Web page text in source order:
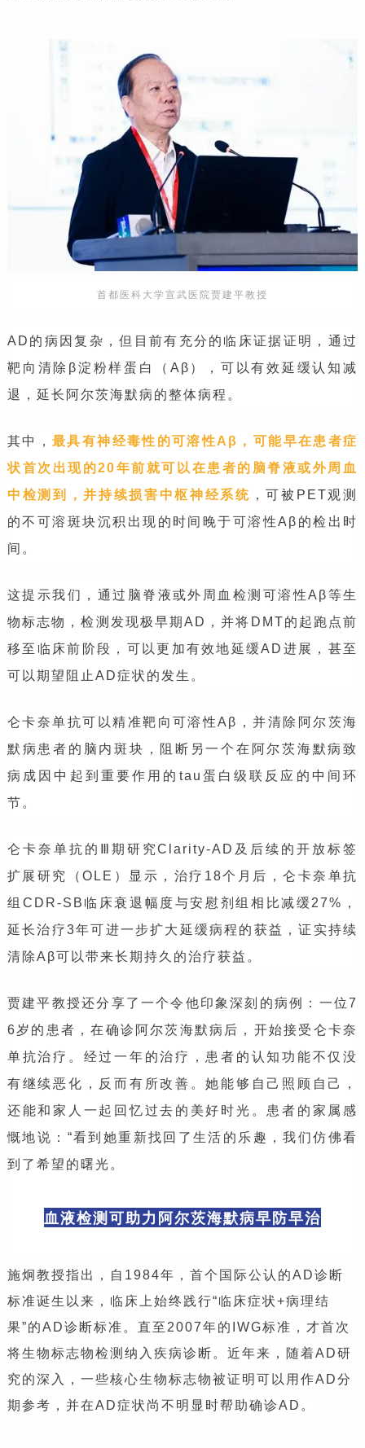
首都医科大学宣武医院贾建平教授
AD的病因复杂，但目前有充分的临床证据证明，通过
靶向清除β淀粉样蛋白（Aβ），可以有效延缓认知减
退，延长阿尔茨海默病的整体病程。
其中，最具有神经毒性的可溶性Aβ，可能早在患者症
状首次出现的20年前就可以在患者的脑脊液或外周血
中检测到，并持续损害中枢神经系统 ，可被PET观测
的不可溶斑块沉积出现的时间晚于可溶性Aβ的检出时
间。
这提示我们，通过脑脊液或外周血检测可溶性Aβ等生
物标志物，检测发现极早期AD，并将DMT的起跑点前
移至临床前阶段，可以更加有效地延缓AD进展，甚至
可以期望阻止AD症状的发生。
仑卡奈单抗可以精准靶向可溶性Aβ，并清除阿尔茨海
默病患者的脑内斑块，阻断另一个在阿尔茨海默病致
病成因中起到重要作用的tau蛋白级联反应的中间环
节。
仑卡奈单抗的Ⅲ期研究Clarity-AD及后续的开放标签
扩展研究（OLE）显示，治疗18个月后，仑卡奈单抗
组CDR-SB临床衰退幅度与安慰剂组相比减缓27%，
延长治疗3年可进一步扩大延缓病程的获益，证实持续
清除Aβ可以带来长期持久的治疗获益。
贾建平教授还分享了一个令他印象深刻的病例：一位7
6岁的患者，在确诊阿尔茨海默病后，开始接受仑卡奈
单抗治疗。经过一年的治疗，患者的认知功能不仅没
有继续恶化，反而有所改善。她能够自己照顾自己，
还能和家人一起回忆过去的美好时光。患者的家属感
慨地说：“看到她重新找回了生活的乐趣，我们仿佛看
到了希望的曙光。
血液检测可助力阿尔茨海默病早防早治
施炯教授指出，自1984年，首个国际公认的AD诊断
标准诞生以来，临床上始终践行“临床症状+病理结
果”的AD诊断标准。直至2007年的IWG标准，才首次
将生物标志物检测纳入疾病诊断。近年来，随着AD研
究的深入，一些核心生物标志物被证明可以用作AD分
期参考，并在AD症状尚不明显时帮助确诊AD。